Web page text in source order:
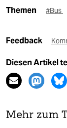
Themen #Bus
Feedback
Diesen Artikel
Mehr zum